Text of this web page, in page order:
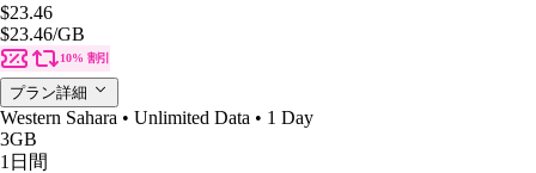
$23.46
$23.46/GB
10% 割引
プラン詳細
Western Sahara • Unlimited Data • 1 Day
3GB
1日間